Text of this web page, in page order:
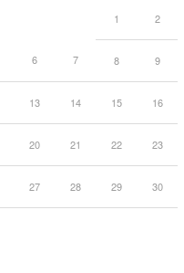
1 2
6 7 8 9
13 14 15 16
20 21 22 23
27 28 29 30